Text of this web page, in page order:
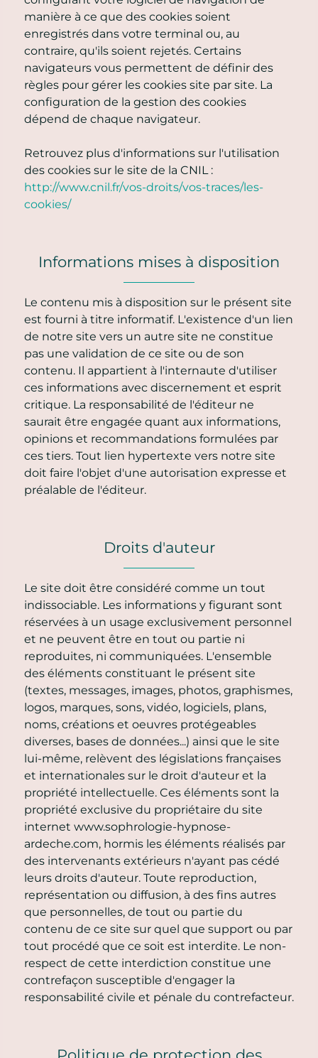
manière à ce que des cookies soient
enregistrés dans votre terminal ou, au
contraire, qu'ils soient rejetés. Certains
navigateurs vous permettent de définir des
règles pour gérer les cookies site par site. La
configuration de la gestion des cookies
dépend de chaque navigateur.
Retrouvez plus d'informations sur l'utilisation
des cookies sur le site de la CNIL :
http://www.cnil.fr/vos-droits/vos-traces/les-
cookies/
Informations mises à disposition
Le contenu mis à disposition sur le présent site
est fourni à titre informatif. L'existence d'un lien
de notre site vers un autre site ne constitue
pas une validation de ce site ou de son
contenu. Il appartient à l'internaute d'utiliser
ces informations avec discernement et esprit
critique. La responsabilité de l'éditeur ne
saurait être engagée quant aux informations,
opinions et recommandations formulées par
ces tiers. Tout lien hypertexte vers notre site
doit faire l'objet d'une autorisation expresse et
préalable de l'éditeur.
Droits d'auteur
Le site doit être considéré comme un tout
indissociable. Les informations y figurant sont
réservées à un usage exclusivement personnel
et ne peuvent être en tout ou partie ni
reproduites, ni communiquées. L'ensemble
des éléments constituant le présent site
(textes, messages, images, photos, graphismes,
logos, marques, sons, vidéo, logiciels, plans,
noms, créations et oeuvres protégeables
diverses, bases de données...) ainsi que le site
lui-même, relèvent des législations françaises
et internationales sur le droit d'auteur et la
propriété intellectuelle. Ces éléments sont la
propriété exclusive du propriétaire du site
internet www.sophrologie-hypnose-
ardeche.com, hormis les éléments réalisés par
des intervenants extérieurs n'ayant pas cédé
leurs droits d'auteur. Toute reproduction,
représentation ou diffusion, à des fins autres
que personnelles, de tout ou partie du
contenu de ce site sur quel que support ou par
tout procédé que ce soit est interdite. Le non-
respect de cette interdiction constitue une
contrefaçon susceptible d'engager la
responsabilité civile et pénale du contrefacteur.